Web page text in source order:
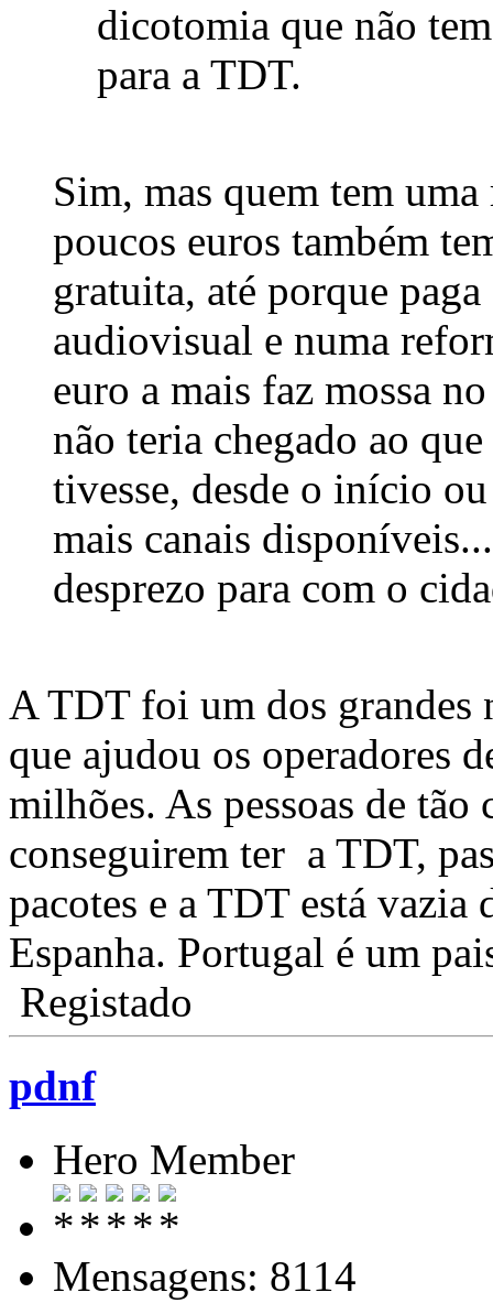
dicotomia que não
para a TDT.
Sim, mas quem tem
poucos euros também
gratuita, até porque
audiovisual e numa
euro a mais faz mossa
não teria chegado ao
tivesse, desde o início
mais canais
desprezo para com o
A TDT foi um dos grandes
que ajudou os operadores
milhões. As pessoas de tão
conseguirem ter a TDT,
pacotes e a TDT está vazia
Espanha. Portugal é um
Registado
pdnf
Hero Member
Mensagens: 8114